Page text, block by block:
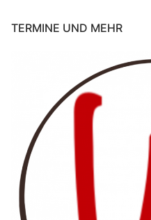
TERMINE UND MEHR